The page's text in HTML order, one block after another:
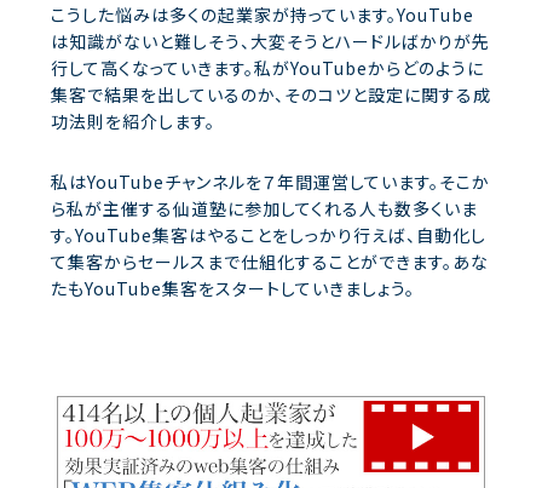
こうした悩みは多くの起業家が持っています。YouTube
は知識がないと難しそう、大変そうとハードルばかりが先
行して高くなっていきます。私がYouTubeからどのように
集客で結果を出しているのか、そのコツと設定に関する成
功法則を紹介します。
私はYouTubeチャンネルを７年間運営しています。そこか
ら私が主催する仙道塾に参加してくれる人も数多くいま
す。YouTube集客はやることをしっかり行えば、自動化し
て集客からセールスまで仕組化することができます。あな
たもYouTube集客をスタートしていきましょう。